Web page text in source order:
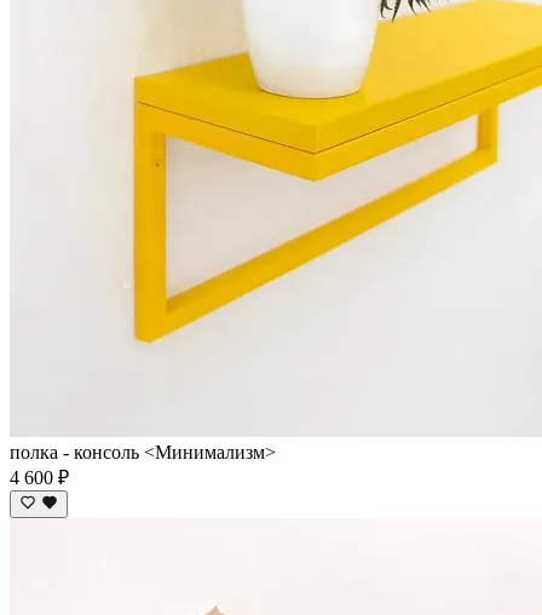
полка - консоль <Минимализм>
4 600 ₽